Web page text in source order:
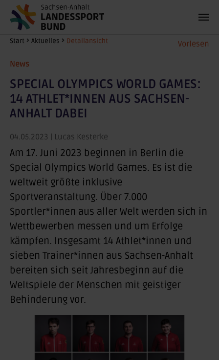
Zum Hauptinhalt springen Vorlesen
Sie sind hier:
Start Aktuelles Detailansicht
News
SPECIAL OLYMPICS WORLD GAMES:
14 ATHLET*INNEN AUS SACHSEN-
ANHALT DABEI
04.05.2023 | Lucas Kesterke
Am 17. Juni 2023 beginnen in Berlin die
Special Olympics World Games. Es ist die
weltweit größte inklusive
Sportveranstaltung. Über 7.000
Sportler*innen aus aller Welt werden sich in
Wettbewerben messen und um Erfolge
kämpfen. Insgesamt 14 Athlet*innen und
sieben Trainer*innen aus Sachsen-Anhalt
bereiten sich seit Jahresbeginn auf die
Weltspiele der Menschen mit geistiger
Behinderung vor.